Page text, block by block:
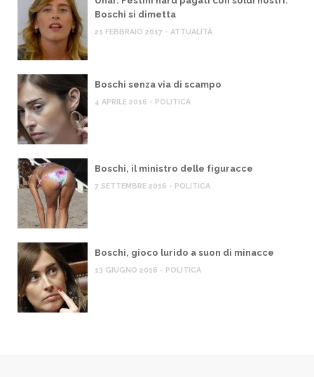
Boschi si dimetta
21 FEBBRAIO 2017 - ATTUALITÀ
Boschi senza via di scampo
4 APRILE 2016 - POLITICA
Boschi, il ministro delle figuracce
7 SETTEMBRE 2016 - POLITICA
Boschi, gioco lurido a suon di minacce
13 GIUGNO 2016 - POLITICA